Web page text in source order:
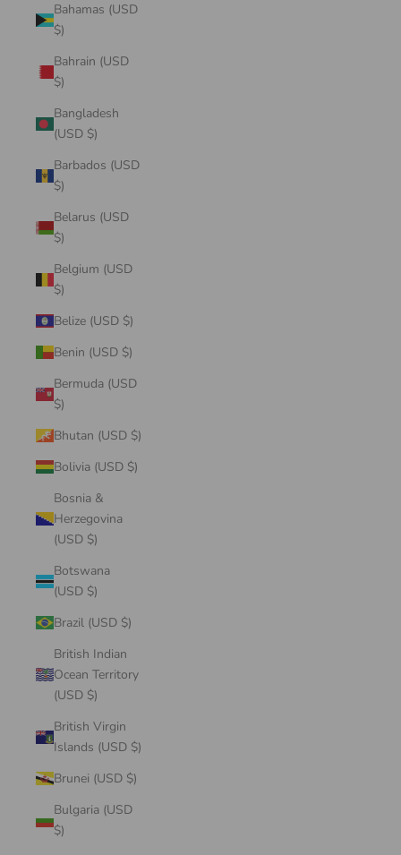
Bahamas (USD
$)
Bahrain (USD
$)
Bangladesh
(USD $)
Barbados (USD
$)
Belarus (USD
$)
Belgium (USD
$)
Belize (USD $)
Benin (USD $)
Bermuda (USD
$)
Bhutan (USD $)
Bolivia (USD $)
Bosnia &
Herzegovina
(USD $)
Botswana
(USD $)
Brazil (USD $)
British Indian
Ocean Territory
(USD $)
British Virgin
Islands (USD $)
Brunei (USD $)
Bulgaria (USD
$)